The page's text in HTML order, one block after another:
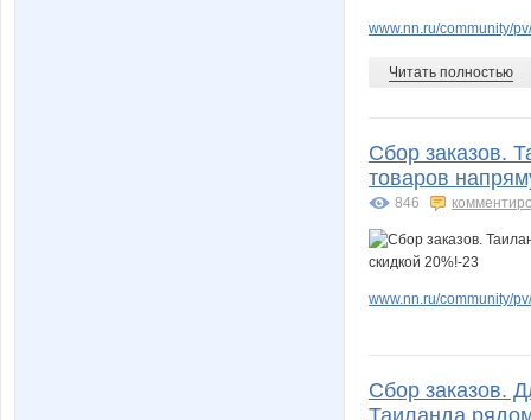
www.nn.ru/community/
Читать полностью
Сбор заказов.
товаров
846
www.nn.ru/community/
Сбор заказов.
Таиланда